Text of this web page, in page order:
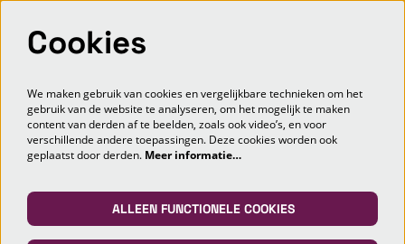
Meld je aan voor de nieuwsbrief
AANMELDEN
Deze site wordt beschermd door reCAPTCHA, dataverwerking gebeurt in overeenstemming met deCloud Data Processing
Cookies
We maken gebruik van cookies en vergelijkbare technieken om het
gebruik van de website te analyseren, om het mogelijk te maken
content van derden af te beelden, zoals ook video’s, en voor
verschillende andere toepassingen. Deze cookies worden ook
geplaatst door derden. Meer informatie…
ALLEEN FUNCTIONELE COOKIES